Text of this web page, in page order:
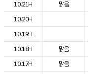
10.21H
맑음
10.20H
10.19H
10.18H
맑음
10.17H
맑음